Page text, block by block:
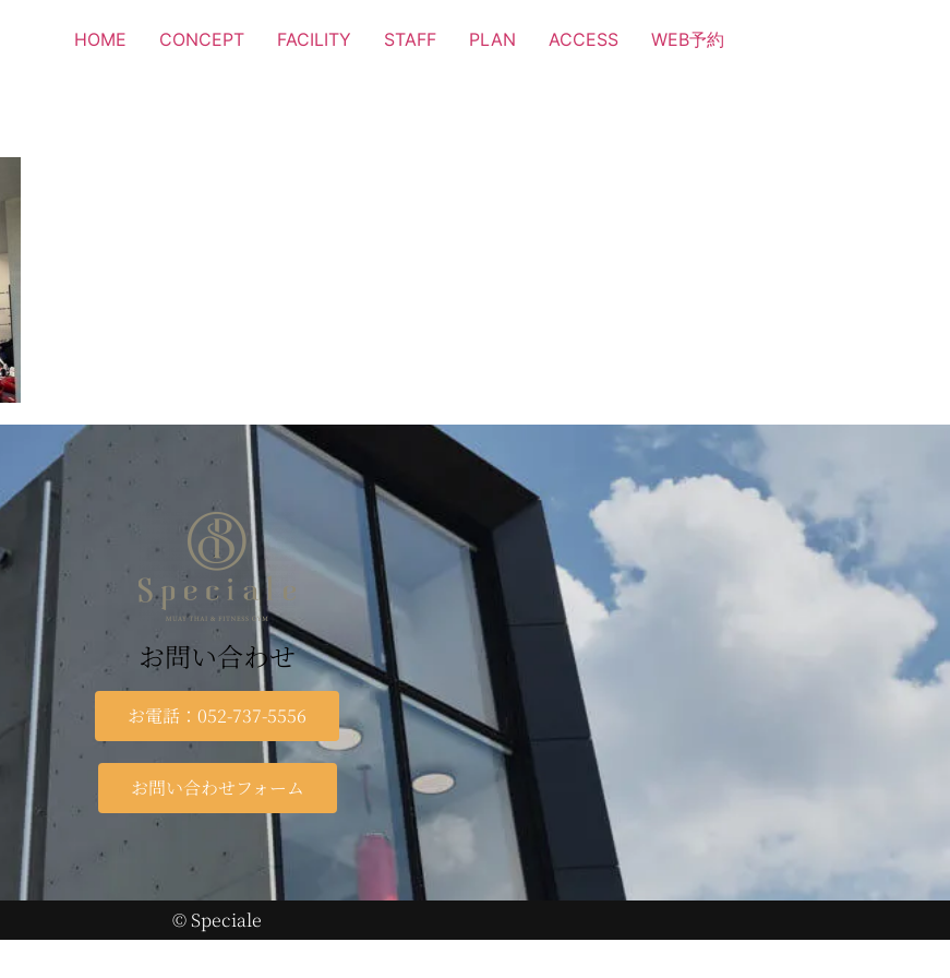
HOME CONCEPT FACILITY STAFF PLAN ACCESS WEB予約
お問い合わせ
お電話：052-737-5556
お問い合わせフォーム
© Speciale